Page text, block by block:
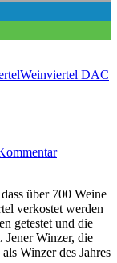
Weinviertel DAC
über 700 Weine
verkostet werden
getestet und die
Jener Winzer, die
Winzer des Jahres